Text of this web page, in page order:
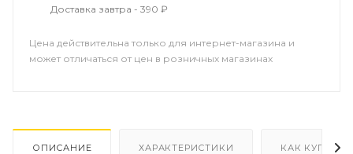
Доставка завтра - 390 ₽
Цена действительна только для интернет-магазина и
может отличаться от цен в розничных магазинах
ОПИСАНИЕ ХАРАКТЕРИСТИКИ КАК КУПИТЬ